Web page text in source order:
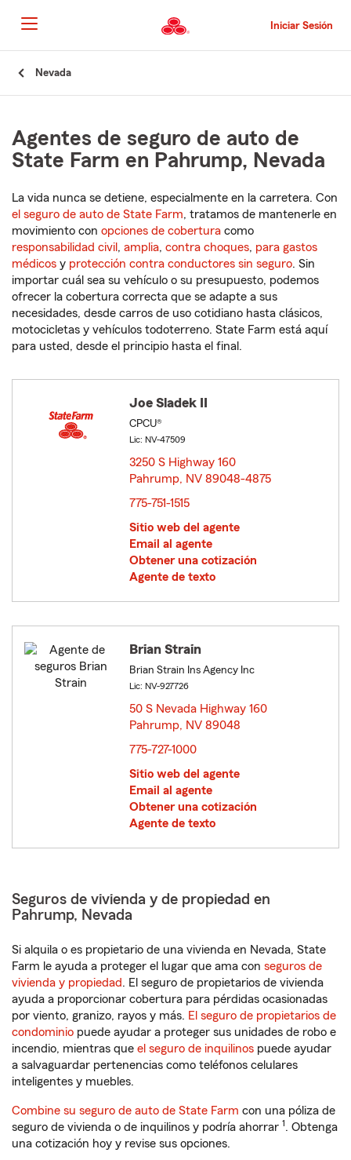
al
contenido
principal
Iniciar Sesión
Nevada
Agentes de seguro de auto de
State Farm en Pahrump, Nevada
La vida nunca se detiene, especialmente en la carretera. Con
el seguro de auto de State Farm, tratamos de mantenerle en
movimiento con opciones de cobertura como
responsabilidad civil , amplia, contra choques, para gastos
médicos y protección contra conductores sin seguro. Sin
importar cuál sea su vehículo o su presupuesto, podemos
ofrecer la cobertura correcta que se adapte a sus
necesidades, desde carros de uso cotidiano hasta clásicos,
motocicletas y vehículos todoterreno. State Farm está aquí
para usted, desde el principio hasta el final.
Joe Sladek II
CPCU®
Lic: NV-47509
3250 S Highway 160
Pahrump, NV 89048-4875
775-751-1515
Sitio web del agente
Email al agente
Obtener una cotización
Agente de texto
Brian Strain
Brian Strain Ins Agency Inc
Lic: NV-927726
50 S Nevada Highway 160
Pahrump, NV 89048
775-727-1000
Sitio web del agente
Email al agente
Obtener una cotización
Agente de texto
Seguros de vivienda y de propiedad en
Pahrump, Nevada
Si alquila o es propietario de una vivienda en Nevada, State
Farm le ayuda a proteger el lugar que ama con seguros de
vivienda y propiedad. El seguro de propietarios de vivienda
ayuda a proporcionar cobertura para pérdidas ocasionadas
por viento, granizo, rayos y más. El seguro de propietarios de
condominio puede ayudar a proteger sus unidades de robo e
incendio, mientras que el seguro de inquilinos puede ayudar
a salvaguardar pertenencias como teléfonos celulares
inteligentes y muebles.
Combine su seguro de auto de State Farm con una póliza de
seguro de vivienda o de inquilinos y podría ahorrar 1. Obtenga
una cotización hoy y revise sus opciones.